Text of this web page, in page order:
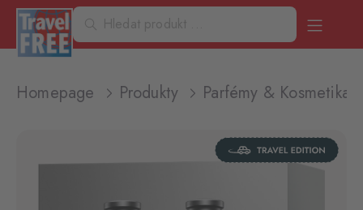
Homepage Produkty Parfémy & Kosmetika